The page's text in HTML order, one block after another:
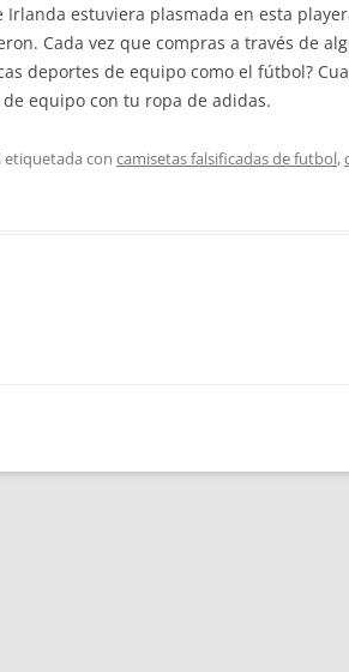
Irlanda estuviera plasmada en esta
Cada vez que compras a través de
deportes de equipo como el fútbol?
equipo con tu ropa de adidas.
etiquetada con camisetas falsificadas de futbol,